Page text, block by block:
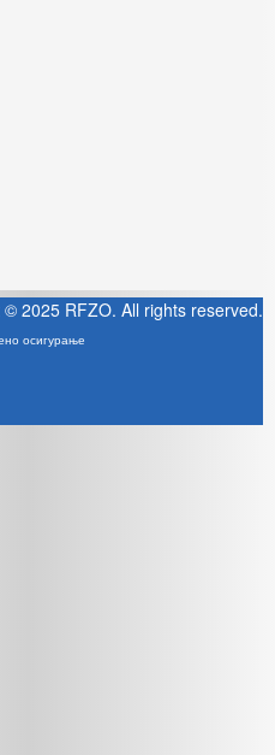
2025 RFZO. All rights reserved.
осигурање